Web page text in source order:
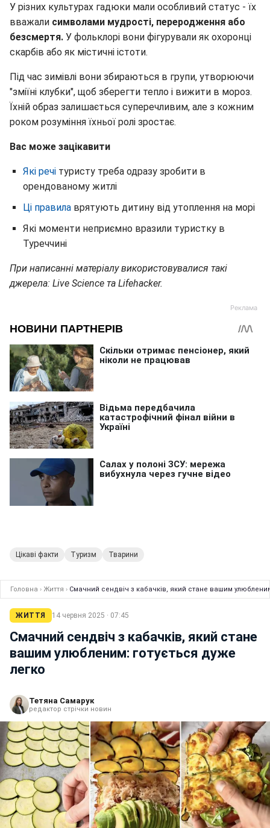
У різних культурах гадюки мали особливий статус - їх
вважали символами мудрості, переродження або
безсмертя. У фольклорі вони фігурували як охоронці
скарбів або як містичні істоти.
Під час зимівлі вони збираються в групи, утворюючи
"зміїні клубки", щоб зберегти тепло і вижити в мороз.
Їхній образ залишається суперечливим, але з кожним
роком розуміння їхньої ролі зростає.
Вас може зацікавити
Які речі туристу треба одразу зробити в
орендованому житлі
Ці правила врятують дитину від утоплення на морі
Які моменти неприємно вразили туристку в
Туреччині
При написанні матеріалу використовувалися такі
джерела: Live Science та Lifehacker.
Цікаві факти Туризм Тварини
Головна › Життя › Смачний сендвіч з кабачків, який стане вашим
ЖИТТЯ 14 червня 2025 · 07:45
Смачний сендвіч з кабачків, який стане
вашим улюбленим: готується дуже
легко
Тетяна Самарук
редактор стрічки новин